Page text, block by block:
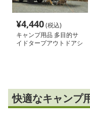
¥4,440(税込)
キャンプ用品 多目的サ
イドタープアウトドアシ
快適なキャンプ